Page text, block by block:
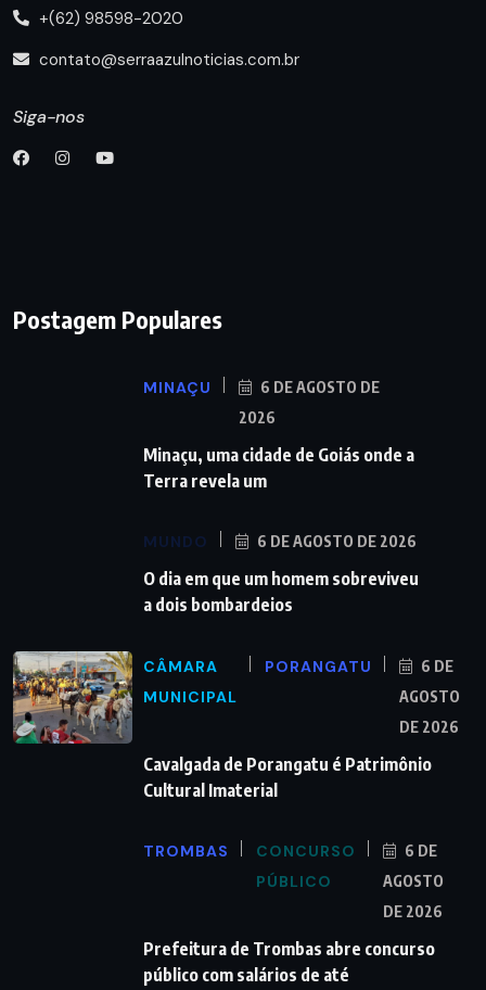
+(62) 98598-2020
contato@serraazulnoticias.com.br
Siga-nos
Postagem Populares
MINAÇU
6 DE AGOSTO DE
2026
Minaçu, uma cidade de Goiás onde a
Terra revela um
MUNDO 6 DE AGOSTO DE 2026
O dia em que um homem sobreviveu
a dois bombardeios
CÂMARA
MUNICIPAL
PORANGATU
6 DE
AGOSTO
DE 2026
Cavalgada de Porangatu é Patrimônio
Cultural Imaterial
TROMBAS
CONCURSO
PÚBLICO
6 DE
AGOSTO
DE 2026
Prefeitura de Trombas abre concurso
público com salários de até